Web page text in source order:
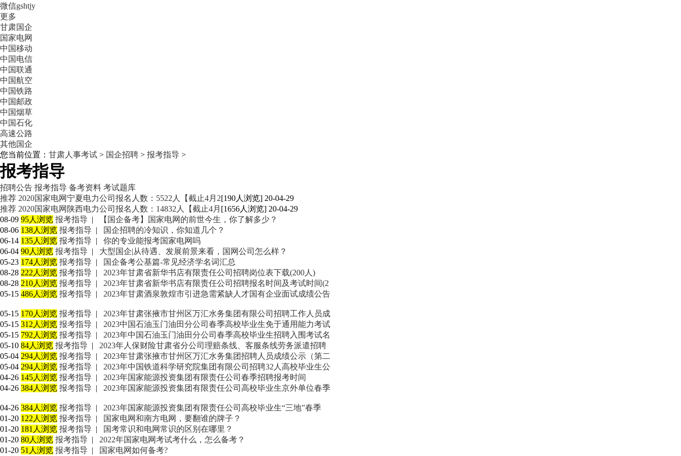
微信gshtjy
更多
甘肃国企
国家电网
中国移动
中国电信
中国联通
中国航空
中国铁路
中国邮政
中国烟草
中国石化
高速公路
其他国企
您当前位置： 甘肃人事考试 > 国企招聘 > 报考指导 >
报考指导
招聘公告 报考指导 备考资料 考试题库
推荐 2020国家电网宁夏电力公司报名人数：5522人【截止4月2[190人浏览] 20-04-29
推荐 2020国家电网陕西电力公司报名人数：14832人【截止4月 [1656人浏览] 20-04-29
08-09 95人浏览 报考指导 |
【国企备考】国家电网的前世今生，你了解多少？
08-06 138人浏览 报考指导 |
国企招聘的冷知识，你知道几个？
06-14 135人浏览 报考指导 |
你的专业能报考国家电网吗
06-04 90人浏览 报考指导 |
大型国企|从待遇、发展前景来看，国网公司怎么样？
05-23 174人浏览 报考指导 |
国企备考公基篇-常见经济学名词汇总
08-28 222人浏览 报考指导 |
2023年甘肃省新华书店有限责任公司招聘岗位表下载(200人)
08-28 210人浏览 报考指导 |
2023年甘肃省新华书店有限责任公司招聘报名时间及考试时间(2
05-15 486人浏览 报考指导 | 2023年甘肃酒泉敦煌市引进急需紧缺人才国有企业面试成绩公告
05-15 170人浏览 报考指导 |
2023年甘肃张掖市甘州区万汇水务集团有限公司招聘工作人员成
05-15 312人浏览 报考指导 |
2023中国石油玉门油田分公司春季高校毕业生免于通用能力考试
05-15 792人浏览 报考指导 |
2023年中国石油玉门油田分公司春季高校毕业生招聘入围考试名
05-10 84人浏览 报考指导 |
2023年人保财险甘肃省分公司理赔条线、客服条线劳务派遣招聘
05-04 294人浏览 报考指导 |
2023年甘肃张掖市甘州区万汇水务集团招聘人员成绩公示（第二
05-04 294人浏览 报考指导 |
2023年中国铁道科学研究院集团有限公司招聘32人高校毕业生公
04-26 145人浏览 报考指导 |
2023年国家能源投资集团有限责任公司春季招聘报考时间
04-26 384人浏览 报考指导 | 2023年国家能源投资集团有限责任公司高校毕业生京外单位春季
04-26 384人浏览 报考指导 |
2023年国家能源投资集团有限责任公司高校毕业生“三地”春季
01-20 122人浏览 报考指导 |
国家电网和南方电网，要翻谁的牌子？
01-20 181人浏览 报考指导 |
国考常识和电网常识的区别在哪里？
01-20 80人浏览 报考指导 |
2022年国家电网考试考什么，怎么备考？
01-20 51人浏览 报考指导 |
国家电网如何备考?